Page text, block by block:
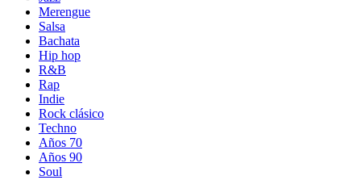
Merengue
Salsa
Bachata
Hip hop
R&B
Rap
Indie
Rock clásico
Techno
Años 70
Años 90
Soul